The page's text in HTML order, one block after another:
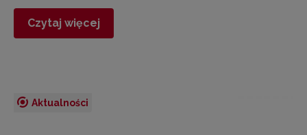
Czytaj więcej
Aktualności